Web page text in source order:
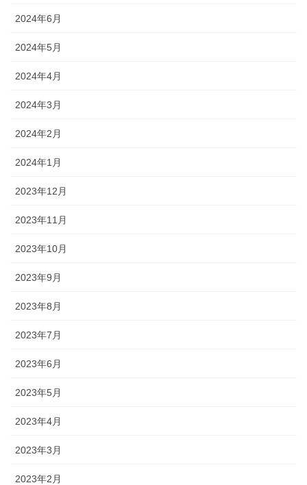
2024年6月
2024年5月
2024年4月
2024年3月
2024年2月
2024年1月
2023年12月
2023年11月
2023年10月
2023年9月
2023年8月
2023年7月
2023年6月
2023年5月
2023年4月
2023年3月
2023年2月